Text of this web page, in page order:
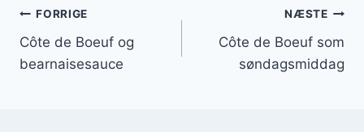
Indlægsnavigation
FORRIGE
Côte de Boeuf og
bearnaisesauce
NÆSTE
Côte de Boeuf som
søndagsmiddag